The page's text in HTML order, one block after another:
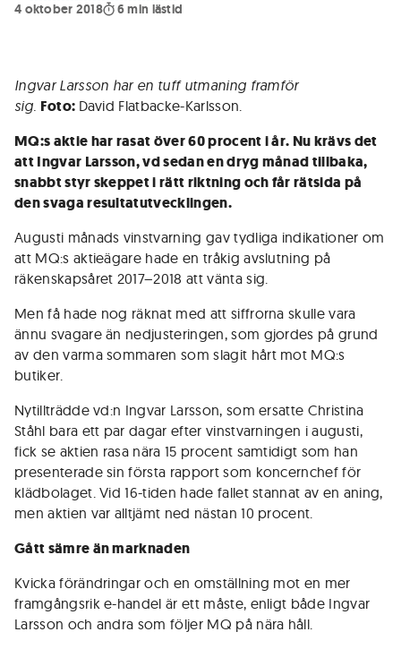
4 oktober 2018
6min lästid
Ingvar Larsson har en tuff utmaning framför
sig. Foto: David Flatbacke-Karlsson.
MQ:s aktie har rasat över 60 procent i år. Nu krävs det
att Ingvar Larsson, vd sedan en dryg månad tillbaka,
snabbt styr skeppet i rätt riktning och får rätsida på
den svaga resultatutvecklingen.
Augusti månads vinstvarning gav tydliga indikationer om
att MQ:s aktieägare hade en tråkig avslutning på
räkenskapsåret 2017–2018 att vänta sig.
Men få hade nog räknat med att siffrorna skulle vara
ännu svagare än nedjusteringen, som gjordes på grund
av den varma sommaren som slagit hårt mot MQ:s
butiker.
Nytillträdde vd:n Ingvar Larsson, som ersatte Christina
Ståhl bara ett par dagar efter vinstvarningen i augusti,
fick se aktien rasa nära 15 procent samtidigt som han
presenterade sin första rapport som koncernchef för
klädbolaget. Vid 16-tiden hade fallet stannat av en aning,
men aktien var alltjämt ned nästan 10 procent.
Gått sämre än marknaden
Kvicka förändringar och en omställning mot en mer
framgångsrik e-handel är ett måste, enligt både Ingvar
Larsson och andra som följer MQ på nära håll.